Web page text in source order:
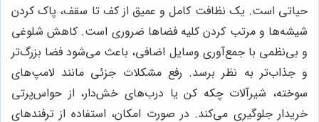
حیاتی است. یک نظافت کامل و عمیق از کف تا سقف، پاک کردن
شیشه‌ها و مرتب کردن کلیه فضاها ضروری است. کاهش شلوغی
و بی‌نظمی با جمع‌آوری وسایل اضافی، باعث می‌شود فضا بزرگ‌تر
و جذاب‌تر به نظر برسد. رفع مشکلات جزئی مانند لامپ‌های
سوخته، شیرآلات چکه کن یا درب‌های خش‌دار، از حواس‌پرتی
خریدار جلوگیری می‌کند. در صورت امکان، استفاده از ترفندهای